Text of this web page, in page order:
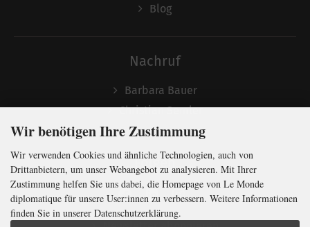
Blog
Nachruf
Barbara Bauer
Christian Semler
Folgen
Wir benötigen Ihre Zustimmung
Wir verwenden Cookies und ähnliche Technologien, auch von
Drittanbietern, um unser Webangebot zu analysieren. Mit Ihrer
Zustimmung helfen Sie uns dabei, die Homepage von Le Monde
diplomatique für unsere User:innen zu verbessern. Weitere Informationen
finden Sie in unserer Datenschutzerklärung.